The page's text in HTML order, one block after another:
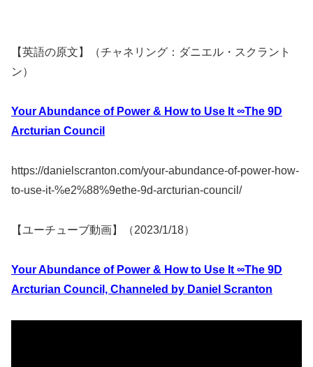
【英語の原文】（チャネリング：ダニエル・スクラント
ン）
Your Abundance of Power & How to Use It ∞The 9D
Arcturian Council
https://danielscranton.com/your-abundance-of-power-how-
to-use-it-%e2%88%9ethe-9d-arcturian-council/
【ユーチューブ動画】（2023/1/18）
Your Abundance of Power & How to Use It ∞The 9D
Arcturian Council, Channeled by Daniel Scranton